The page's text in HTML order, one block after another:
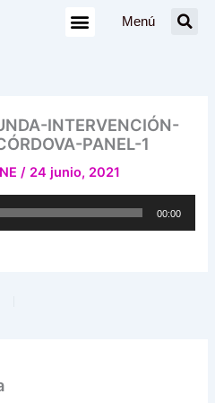
Menú
INTERVENCIÓN-
PANEL-1
/ 24 junio, 2021
00:00